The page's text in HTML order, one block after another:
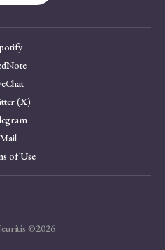
(X)
Mail
of Use
©2026